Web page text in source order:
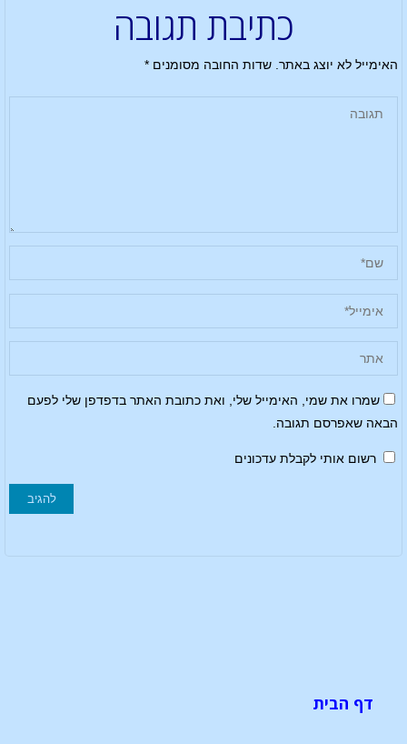
כתיבת תגובה
האימייל לא יוצג באתר. שדות החובה מסומנים*
שמרו את שמי, האימייל שלי, ואת כתובת האתר בדפדפן שלי לפעם
הבאה שאפרסם תגובה.
רשום אותי לקבלת עדכונים
דף הבית